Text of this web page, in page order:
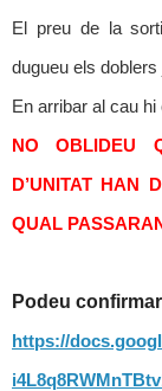
El preu de la
dugueu els doblers
En arribar al cau hi
NO OBLIDEU
D’UNITAT HAN
QUAL
Podeu
https://